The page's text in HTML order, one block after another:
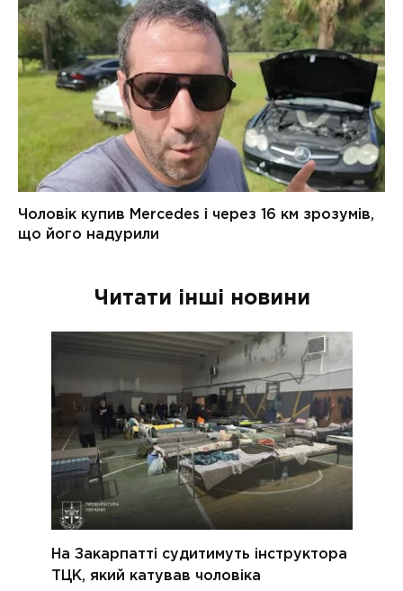
Читати інші новини
На Закарпатті судитимуть інструктора
ТЦК, який катував чоловіка